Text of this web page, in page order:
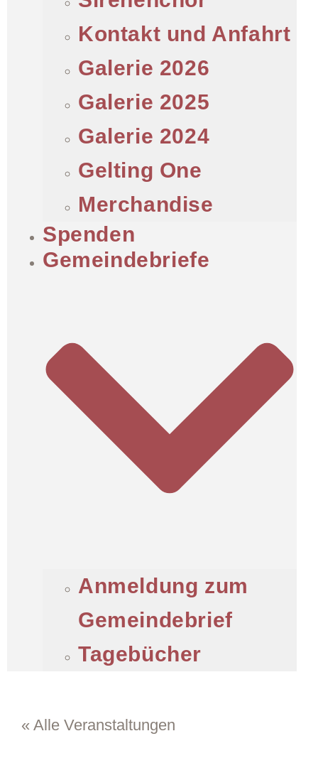
Kontakt und Anfahrt
Galerie 2026
Galerie 2025
Galerie 2024
Gelting One
Merchandise
Spenden
Gemeindebriefe
Anmeldung zum
Gemeindebrief
Tagebücher
« Alle Veranstaltungen